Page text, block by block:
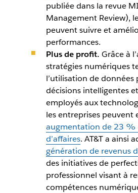
publiée dans la revue
Management Review),
peuvent suivre et
performances.
Plus de profit. Grâce à
stratégies numériques
l’utilisation de
décisions intelligentes
employés aux
les entreprises peuvent
augmentation de 23 %
d’affaires. AT&T a ainsi
génération de revenus
des initiatives de
professionnel visant à
compétences